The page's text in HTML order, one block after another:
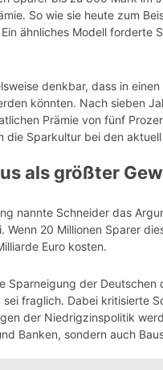
So wie sie heute zum
ähnliches Modell forderte
denkbar, dass in
könnten. Nach sieben
Prämie von fünf
die Sparkultur bei den
als größter
nannte Schneider das
Wenn 20 Millionen Sparer
Euro kosten.
Sparneigung der
fraglich. Dabei kritisierte
der Niedrigzinspolitik
Banken, sondern auch